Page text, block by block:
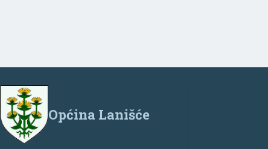
Općina Lanišće